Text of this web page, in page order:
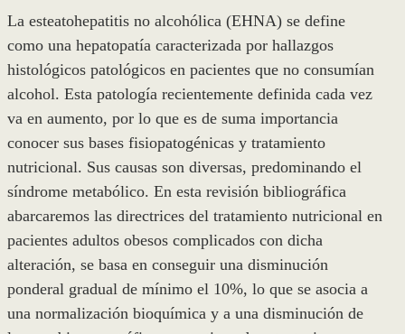
La esteatohepatitis no alcohólica (EHNA) se define
como una hepatopatía caracterizada por hallazgos
histológicos patológicos en pacientes que no consumían
alcohol. Esta patología recientemente definida cada vez
va en aumento, por lo que es de suma importancia
conocer sus bases fisiopatogénicas y tratamiento
nutricional. Sus causas son diversas, predominando el
síndrome metabólico. En esta revisión bibliográfica
abarcaremos las directrices del tratamiento nutricional en
pacientes adultos obesos complicados con dicha
alteración, se basa en conseguir una disminución
ponderal gradual de mínimo el 10%, lo que se asocia a
una normalización bioquímica y a una disminución de